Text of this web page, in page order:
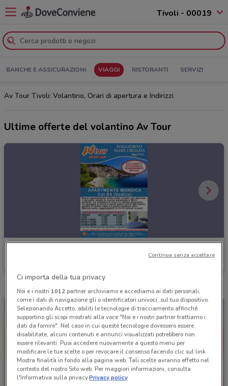
Tivoli - 00019
BANCHE E ASSICURAZIONI VIAGGI RISTORANTI SERVIZI
Av Tour Tivoli: Volantino, Orari di apertura e Indirizzi
Ultime offerte del volantino Av Tour
Ci importa della tua privacy
Noi e i nostri 1012partner archiviamo e accediamo ai dati personali,
come i dati di navigazione gli o identificatori univoci, sul tuo dispositivo.
Selezionando Accetto, abiliti le tecnologie di tracciamento affinché
supportino gli scopi mostrati alla voce "Noi e i nostri partner trattiamo i
dati da fornire". Nel caso in cui queste tecnologie dovessero essere
disabilitate, alcuni contenuti e annunci visualizzati potrebbero non
essere rilevanti. Puoi accedere nuovamente a questo menu per
modificare le tue scelte o per revocare il consenso facendo clic sul link
Mostra finalità in fondo alla pagina web. Tali scelte avranno effetto nel
contesto del nostro Sito web. Per maggiori informazioni, consulta
l'Informativa sulla privacy.Privacy policy
Continua senza accettare